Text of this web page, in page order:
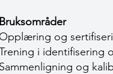
Bruksområder
Opplæring og
i identifisering
Sammenligning og